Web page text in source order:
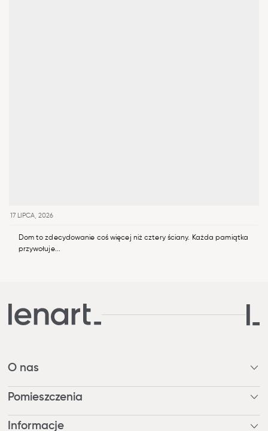
Blog
17 LIPCA, 2026
Dom to zdecydowanie coś więcej niż cztery ściany. Każda pamiątka
przywołuje...
O nas
Kim jesteśmy?
Nasza odpowiedzialność
Pomieszczenia
Pokój dzienny / Jadalnia
Informacje